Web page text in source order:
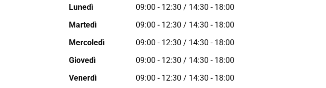
Lunedì
09:00 - 12:30 / 14:30 - 18:00
Martedì
09:00 - 12:30 / 14:30 - 18:00
Mercoledì
09:00 - 12:30 / 14:30 - 18:00
Giovedì
09:00 - 12:30 / 14:30 - 18:00
Venerdì
09:00 - 12:30 / 14:30 - 18:00